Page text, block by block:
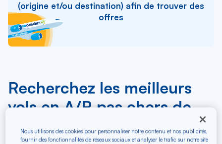
(origine et/ou destination) afin de trouver des
offres
Recherchez les meilleurs
vols en A/R pas chers de
Aruba
Nous utilisons des cookies pour personnaliser notre contenu et nos publicités,
fournir des fonctionnalités de réseaux sociaux et analyser le trafic sur notre site